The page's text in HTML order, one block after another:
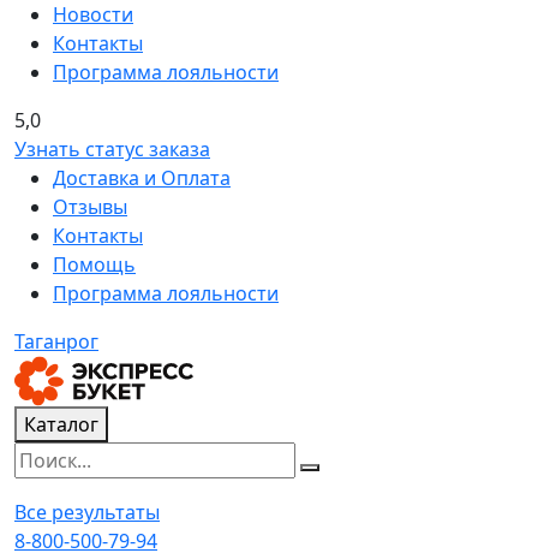
Новости
Контакты
Программа лояльности
5,0
Узнать статус заказа
Доставка и Оплата
Отзывы
Контакты
Помощь
Программа лояльности
Таганрог
Каталог
Все результаты
8-800-500-79-94